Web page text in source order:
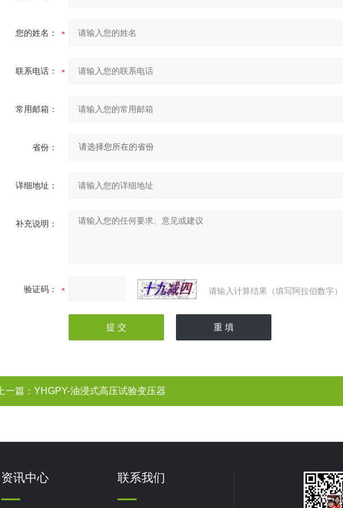
您的姓名：
联系电话：
常用邮箱：
省份：
详细地址：
补充说明：
验证码： 请输入计算结果（填写阿拉伯数字
上一篇： YHGPY-油浸式高压试验变压器
资讯中心 联系我们